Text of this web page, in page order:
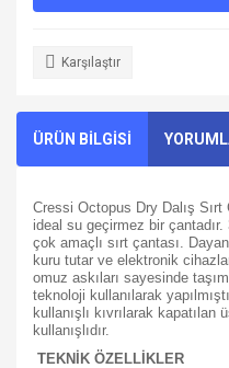
Karşılaştır
ÜRÜN BİLGİSİ
Cressi Octopus Dry Dalış
ideal su geçirmez bir
çok amaçlı sırt çantası.
kuru tutar ve elektronik
omuz askıları sayesinde
teknoloji kullanılarak
kullanışlı kıvrılarak
kullanışlıdır.
TEKNİK ÖZELLİKLER